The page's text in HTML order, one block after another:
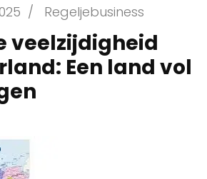
/ Regeljebusiness
veelzijdigheid
Een land vol